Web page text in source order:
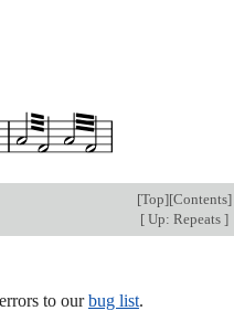
[Top][Contents]
[ Up: Repeats ]
to ourbug list.